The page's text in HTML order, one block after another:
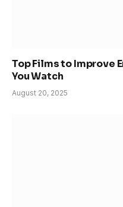
Top Films to Improve
You Watch
August 20, 2025